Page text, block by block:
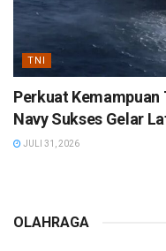
TNI
Perkuat Kemampuan
Navy Sukses Gelar
JULI 31, 2026
OLAHRAGA